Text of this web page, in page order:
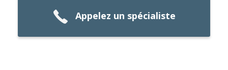
Appelez un spécialiste